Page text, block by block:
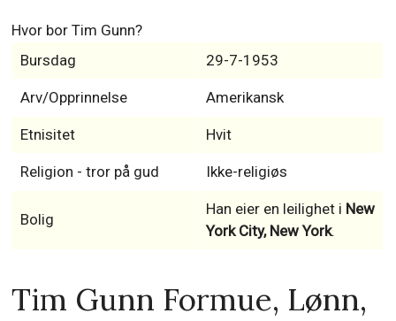
Hvor bor Tim Gunn?
Bursdag
29-7-1953
Arv/Opprinnelse Amerikansk
Etnisitet Hvit
Religion - tror på gud Ikke-religiøs
Bolig
Han eier en leilighet i New
York City, New York.
Tim Gunn Formue, Lønn,